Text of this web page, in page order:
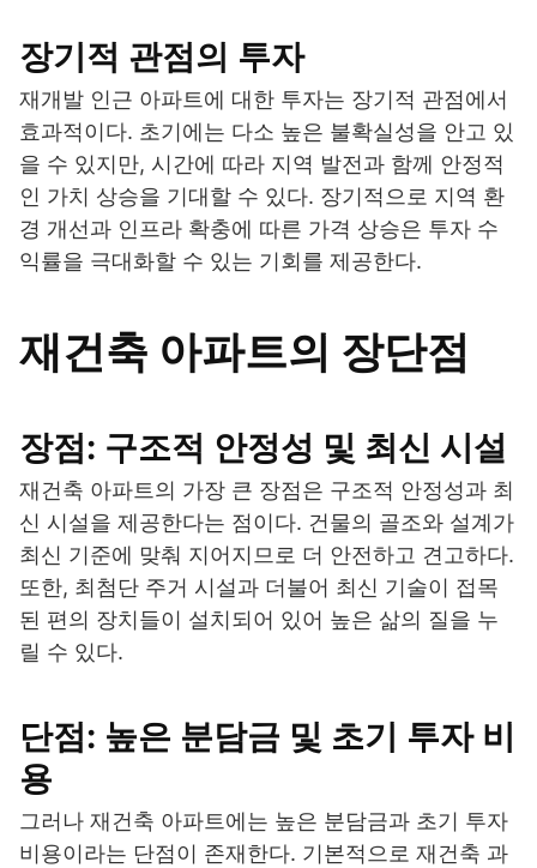
장기적 관점의 투자
재개발 인근 아파트에 대한 투자는 장기적 관점에서
효과적이다. 초기에는 다소 높은 불확실성을 안고 있
을 수 있지만, 시간에 따라 지역 발전과 함께 안정적
인 가치 상승을 기대할 수 있다. 장기적으로 지역 환
경 개선과 인프라 확충에 따른 가격 상승은 투자 수
익률을 극대화할 수 있는 기회를 제공한다.
재건축 아파트의 장단점
장점: 구조적 안정성 및 최신 시설
재건축 아파트의 가장 큰 장점은 구조적 안정성과 최
신 시설을 제공한다는 점이다. 건물의 골조와 설계가
최신 기준에 맞춰 지어지므로 더 안전하고 견고하다.
또한, 최첨단 주거 시설과 더불어 최신 기술이 접목
된 편의 장치들이 설치되어 있어 높은 삶의 질을 누
릴 수 있다.
단점: 높은 분담금 및 초기 투자 비
용
그러나 재건축 아파트에는 높은 분담금과 초기 투자
비용이라는 단점이 존재한다. 기본적으로 재건축 과